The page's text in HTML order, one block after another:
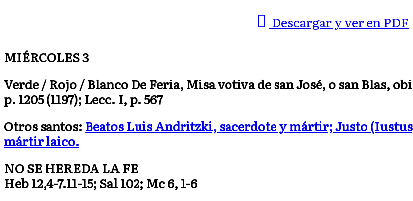
Descargar y ver en PDF
MIÉRCOLES 3
Verde / Rojo / Blanco De Feria, Misa votiva de san José, o san Blas,
p. 1205 (1197); Lecc. I, p. 567
Otros santos: Beatos Luis Andritzki, sacerdote y mártir; Justo
mártir laico.
NO SE HEREDA LA FE
Heb 12,4-7.11-15; Sal 102; Mc 6, 1-6